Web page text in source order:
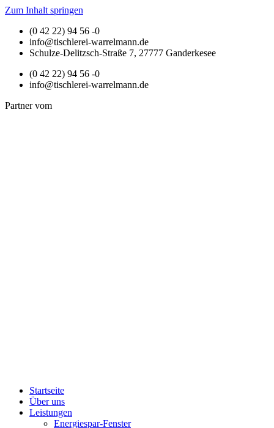
Zum Inhalt springen
(0 42 22) 94 56 -0
info@tischlerei-warrelmann.de
Schulze-Delitzsch-Straße 7, 27777 Ganderkesee
(0 42 22) 94 56 -0
info@tischlerei-warrelmann.de
Partner vom
Startseite
Über uns
Leistungen
Energiespar-Fenster